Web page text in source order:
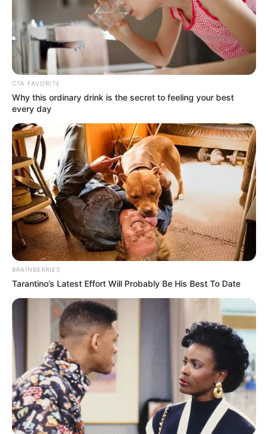
evento central y alma de la feria, donde los
campesinos del corregimiento de Santa Elena bajan
a la ciudad cargando sus monumentales obras de
arte florales.
Desfile de Autos Clásicos y Antiguos (Jueves 6 de
agosto):Un museo itinerante sobre ruedas donde
cientos de autos de colección perfectamente
conservados recorren las avenidas principales.
Plazas de las Flores (Del 31 de julio al 9 de
agosto):Grandes sedes de ciudad con entrada libre
que concentran gastronomía, artesanías, muestras
silleteras, arriería y presentaciones musicales para
toda la familia.
Festival Nacional de la Trova (Semifinales el 31 de
julio y 1 de agosto):El humor, la improvisación y la
picardía paisa se toman los escenarios (como la
Plaza Gardel) para coronar al Rey de la Trova.
Chivas y Flores (Sábado 8 / Domingo 9 de agosto):
El colorido desfile de los tradicionales buses
escalera o "chivas" recorriendo las calles.
LEA TAMBIÉN
Medellín frenó la construcción
ilegal de 41 edificaciones en zona
de riesgo
Los silleteros y los eventos
internacionales
CTA FAVORITE
Why this ordinary drink is the secret to feeling your best
every day
BRAINBERRIES
Tarantino’s Latest Effort Will Probably Be His Best To Date